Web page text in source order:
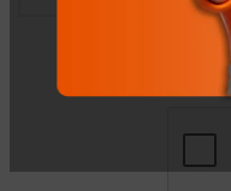
زمانی که دوباره